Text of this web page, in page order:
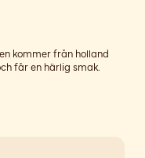
kommer från holland
får en härlig smak.